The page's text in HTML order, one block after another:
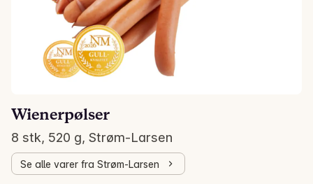
Wienerpølser
8 stk, 520 g, Strøm-Larsen
Se alle varer fra Strøm-Larsen